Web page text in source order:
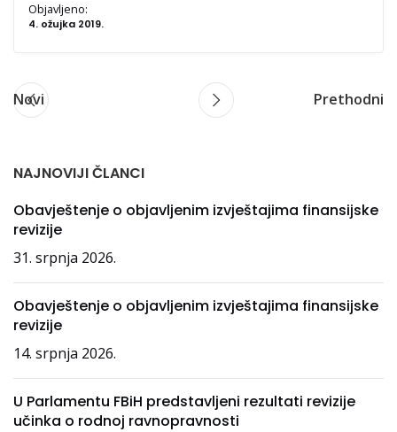
Objavljeno:
4. ožujka 2019.
Novi Prethodni
NAJNOVIJI ČLANCI
Obavještenje o objavljenim izvještajima finansijske
revizije
31. srpnja 2026.
Obavještenje o objavljenim izvještajima finansijske
revizije
14. srpnja 2026.
U Parlamentu FBiH predstavljeni rezultati revizije
učinka o rodnoj ravnopravnosti